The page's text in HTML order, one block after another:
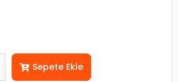
Sepete Ekle